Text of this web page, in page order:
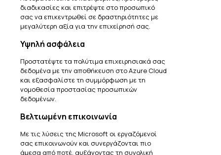
διαδικασίες και επιτρέψτε στο προσωπικό
σας να επικεντρωθεί σε δραστηριότητες με
μεγαλύτερη αξία για την επιχείρησή σας.
Υψηλή ασφάλεια
Προστατέψτε τα πολύτιμα επιχειρησιακά σας
δεδομένα με την αποθήκευση στο Azure Cloud
και εξασφαλίστε τη συμμόρφωση με τη
νομοθεσία προστασίας προσωπικών
δεδομένων.
Βελτιωμένη επικοινωνία
Με τις λύσεις της Microsoft οι εργαζόμενοί
σας επικοινωνούν και συνεργάζονται πιο
άμεσα από ποτέ, αυξάνοντας τη συνολική